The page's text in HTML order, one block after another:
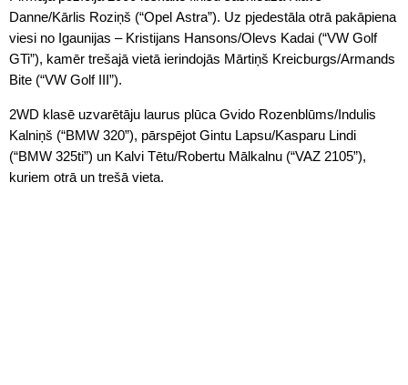
Danne/Kārlis Roziņš (“Opel Astra”). Uz pjedestāla otrā pakāpiena
viesi no Igaunijas – Kristijans Hansons/Olevs Kadai (“VW Golf
GTi”), kamēr trešajā vietā ierindojās Mārtiņš Kreicburgs/Armands
Bite (“VW Golf III”).
2WD klasē uzvarētāju laurus plūca Gvido Rozenblūms/Indulis
Kalniņš (“BMW 320”), pārspējot Gintu Lapsu/Kasparu Lindi
(“BMW 325ti”) un Kalvi Tētu/Robertu Mālkalnu (“VAZ 2105”),
kuriem otrā un trešā vieta.